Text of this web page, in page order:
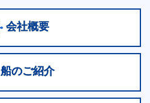
会社概要
船のご紹介